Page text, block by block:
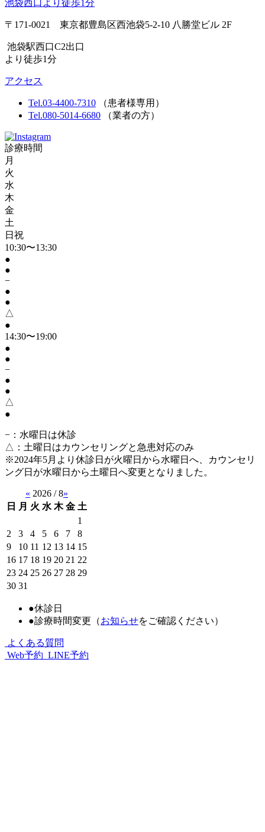
〒171-0021 東京都豊島区西池袋5-2-10 八勝堂ビル 2F
池袋駅西口C2出口
より徒歩1分
アクセス
Tel.03-4400-7310
（患者様専用）
Tel.080-5014-6680
（業者の方）
診療時間
月
火
水
木
金
土
日祝
10:30〜13:30
●
●
−
●
●
△
●
14:30〜19:00
●
●
−
●
●
△
●
− ：水曜日は休診
△ ：土曜日はカウンセリングと急患対応のみ
※2024年5月より休診日が火曜日から水曜日へ、カウンセリ
ング日が水曜日から土曜日へ変更となりました。
« 2026 / 8»
日
月 火 水 木 金 土
1
2
3 4 5 6 7
8
9
10 11 12 13 14 15
16 17 18 19 20 21 22
23 24 25 26 27 28 29
30 31
●休診日
●診療時間変更（お知らせをご確認ください）
よくある質問
Web予約 LINE予約